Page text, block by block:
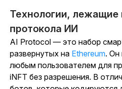
Технологии, лежащие
протокола ИИ
AI Protocol — это набор
развернутых на Ethereum. Он
любым пользователем для
iNFT без разрешения. В